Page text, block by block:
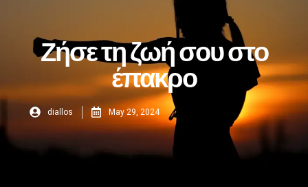
Ζήσε τη ζωή σου στο
έπακρο
diallos May 29, 2024